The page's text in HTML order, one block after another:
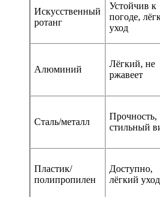
Искусственный
ротанг
Устойчив к
погоде,
уход
Алюминий
Лёгкий, не
ржавеет
Сталь/металл
Прочность,
стильный
Пластик/
полипропилен
Доступно,
лёгкий уход